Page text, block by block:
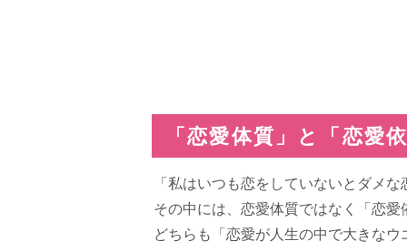
「恋愛体質」と「恋愛
「私はいつも恋をしていないとダメ
その中には、恋愛体質ではなく「恋
どちらも「恋愛が人生の中で大きな